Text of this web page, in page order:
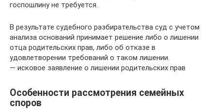
госпошлину не требуется.
В результате судебного разбирательства суд с учетом
анализа оснований принимает решение либо о лишении
отца родительских прав, либо об отказе в
удовлетворении требований о таком лишении.
— исковое заявление о лишении родительских прав
Особенности рассмотрения семейных
споров